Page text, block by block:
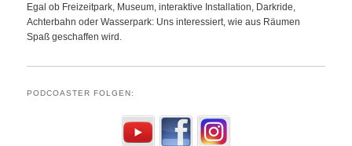
Egal ob Freizeitpark, Museum, interaktive Installation, Darkride,
Achterbahn oder Wasserpark: Uns interessiert, wie aus Räumen
Spaß geschaffen wird.
PODCOASTER FOLGEN: